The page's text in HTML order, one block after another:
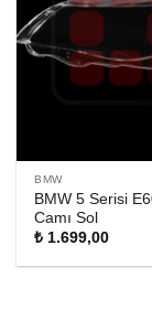
BMW
BMW 5 Serisi
Camı Sol
₺ 1.699,00